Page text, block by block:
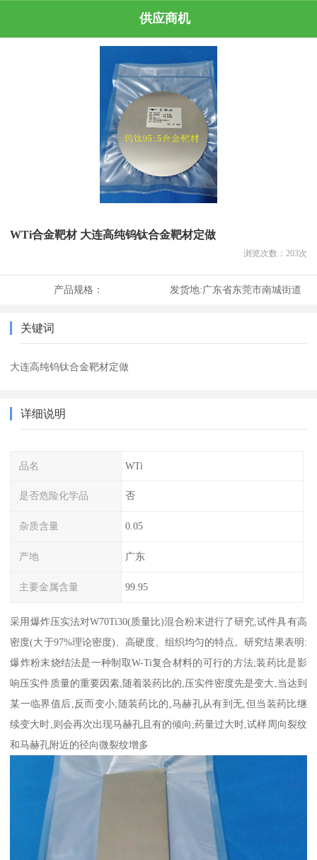
供应商机
WTi合金靶材 大连高纯钨钛合金靶材定做
浏览次数： 203次
产品规格： 发货地:广东省东莞市南城街道
关键词
大连高纯钨钛合金靶材定做
详细说明
品名 WTi
是否危险化学品 否
杂质含量 0.05
产地 广东
主要金属含量 99.95
采用爆炸压实法对W70Ti30(质量比)混合粉末进行了研究,试件具有高
密度(大于97%理论密度)、高硬度、组织均匀的特点。研究结果表明:
爆炸粉末烧结法是一种制取W-Ti复合材料的可行的方法;装药比是影
响压实件质量的重要因素,随着装药比的,压实件密度先是变大,当达到
某一临界值后,反而变小;随装药比的,马赫孔从有到无,但当装药比继
续变大时,则会再次出现马赫孔且有的倾向;药量过大时,试样周向裂纹
和马赫孔附近的径向微裂纹增多